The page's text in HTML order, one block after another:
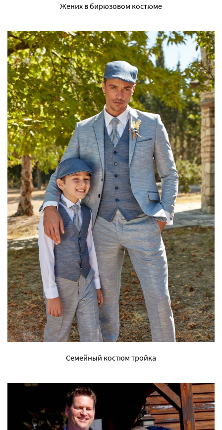
Жених в бирюзовом костюме
Семейный костюм тройка